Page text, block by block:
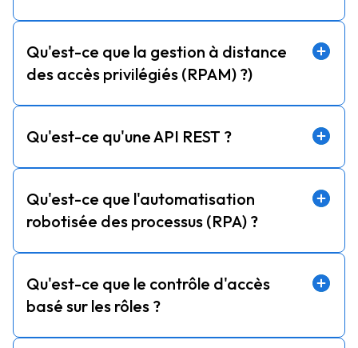
Qu'est-ce que la gestion à distance
des accès privilégiés (RPAM) ?)
Qu'est-ce qu'une API REST ?
Qu'est-ce que l'automatisation
robotisée des processus (RPA) ?
Qu'est-ce que le contrôle d'accès
basé sur les rôles ?